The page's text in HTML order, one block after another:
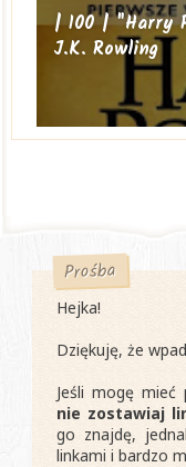
| 100 | "Harry
J.K. Rowling
Prośba
Hejka!
Dziękuję, że
Jeśli mogę
nie zostawiaj
go znajdę,
linkami i bardzo